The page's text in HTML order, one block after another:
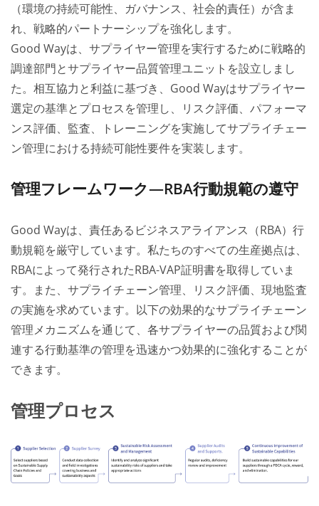
（環境の持続可能性、ガバナンス、社会的責任）が含ま
れ、戦略的パートナーシップを強化します。
Good Wayは、サプライヤー管理を実行するために戦略的
調達部門とサプライヤー品質管理ユニットを設立しまし
た。相互協力と利益に基づき、Good Wayはサプライヤー
選定の基準とプロセスを管理し、リスク評価、パフォーマ
ンス評価、監査、トレーニングを実施してサプライチェー
ン管理における持続可能性要件を実装します。
管理フレームワーク—RBA行動規範の遵守
Good Wayは、責任あるビジネスアライアンス（RBA）行
動規範を厳守しています。私たちのすべての生産拠点は、
RBAによって発行されたRBA-VAP証明書を取得していま
す。また、サプライチェーン管理、リスク評価、現地監査
の実施を求めています。以下の効果的なサプライチェーン
管理メカニズムを通じて、各サプライヤーの品質および関
連する行動基準の管理を迅速かつ効果的に強化することが
できます。
管理プロセス